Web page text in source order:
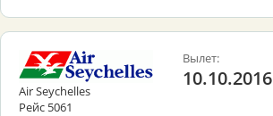
Air Seychelles
Рейс 5061
Вылет:
10.10.2016